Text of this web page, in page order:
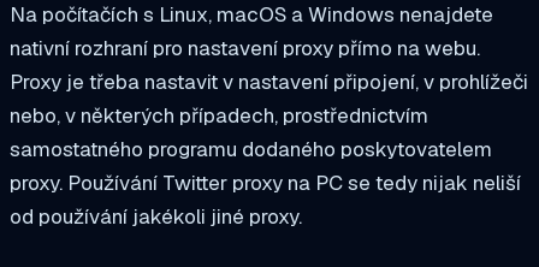
Na počítačích s Linux, macOS a Windows nenajdete
nativní rozhraní pro nastavení proxy přímo na webu.
Proxy je třeba nastavit v nastavení připojení, v prohlížeči
nebo, v některých případech, prostřednictvím
samostatného programu dodaného poskytovatelem
proxy. Používání Twitter proxy na PC se tedy nijak neliší
od používání jakékoli jiné proxy.